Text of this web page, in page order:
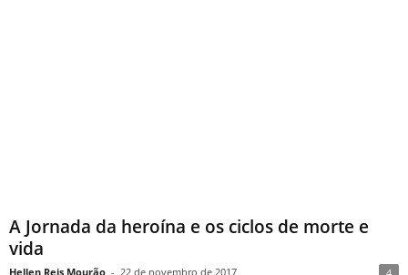
A Jornada da heroína e os ciclos de morte e
vida
Hellen Reis Mourão - 22 de novembro de 2017